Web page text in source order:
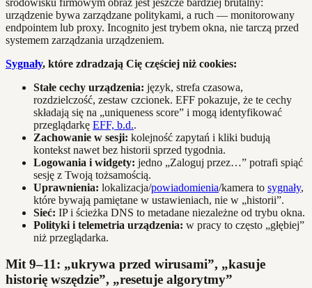
urządzenie bywa zarządzane politykami, a ruch — monitorowany
endpointem lub proxy. Incognito jest trybem okna, nie tarczą przed
systemem zarządzania urządzeniem.
Sygnały, które zdradzają Cię częściej niż cookies:
Stałe cechy urządzenia: język, strefa czasowa,
rozdzielczość, zestaw czcionek. EFF pokazuje, że te cechy
składają się na „uniqueness score” i mogą identyfikować
przeglądarkę EFF, b.d..
Zachowanie w sesji: kolejność zapytań i kliki budują
kontekst nawet bez historii sprzed tygodnia.
Logowania i widgety: jedno „Zaloguj przez…” potrafi spiąć
sesję z Twoją tożsamością.
Uprawnienia: lokalizacja/powiadomienia/kamera to sygnały,
które bywają pamiętane w ustawieniach, nie w „historii”.
Sieć: IP i ścieżka DNS to metadane niezależne od trybu okna.
Polityki i telemetria urządzenia: w pracy to często „głębiej”
niż przeglądarka.
Mit 9–11: „ukrywa przed wirusami”, „kasuje
historię wszędzie”, „resetuje algorytmy”